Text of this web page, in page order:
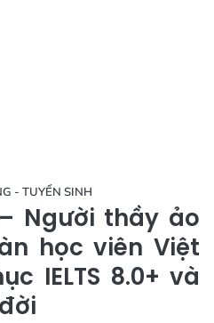
- TUYỂN SINH
Người thầy ảo
học viên Việt
IELTS 8.0+ và